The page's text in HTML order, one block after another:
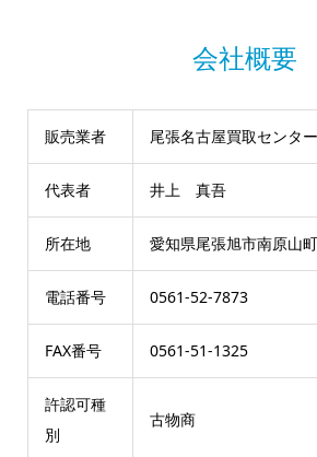
会社概要
販売業者 尾張名古屋買取センタ
代表者 井上 真吾
所在地 愛知県尾張旭市南原山
電話番号 0561-52-7873
FAX番号 0561-51-1325
許認可種
別
古物商